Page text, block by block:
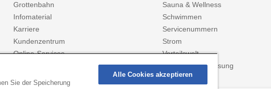
Grottenbahn
Infomaterial
Karriere
Kundenzentrum
Online-Services
Sauna & Wellness
Schwimmen
Servicenummern
Strom
Vorteilswelt
Zählerstanderfassung
Sie der Speicherung
Alle Cookies akzeptieren